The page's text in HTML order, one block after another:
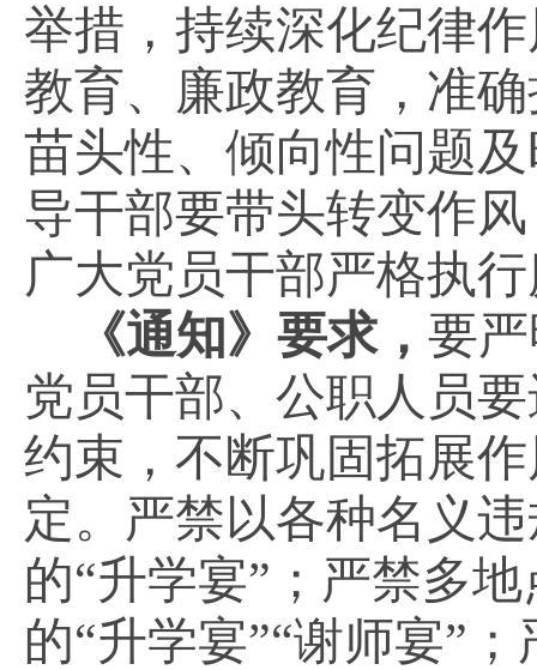
举措，持续深化纪律
教育、廉政教育，准
苗头性、倾向性问题
导干部要带头转变作
广大党员干部严格执
《通知》要求， 要
党员干部、公职人员
约束，不断巩固拓展
定。严禁以各种名义
的“升学宴”；严禁多
的“升学宴”“谢师宴”